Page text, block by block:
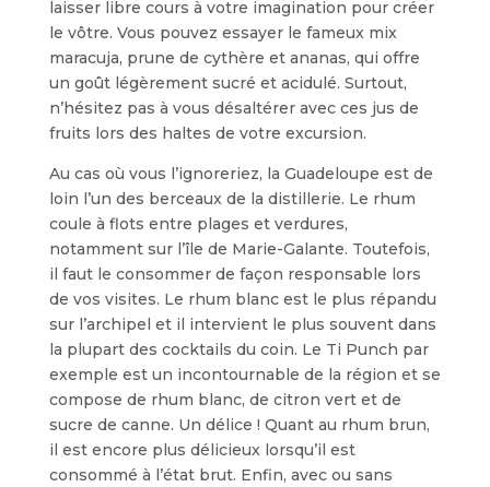
laisser libre cours à votre imagination pour créer
le vôtre. Vous pouvez essayer le fameux mix
maracuja, prune de cythère et ananas, qui offre
un goût légèrement sucré et acidulé. Surtout,
n’hésitez pas à vous désaltérer avec ces jus de
fruits lors des haltes de votre excursion.
Au cas où vous l’ignoreriez, la Guadeloupe est de
loin l’un des berceaux de la distillerie. Le rhum
coule à flots entre plages et verdures,
notamment sur l’île de Marie-Galante. Toutefois,
il faut le consommer de façon responsable lors
de vos visites. Le rhum blanc est le plus répandu
sur l’archipel et il intervient le plus souvent dans
la plupart des cocktails du coin. Le Ti Punch par
exemple est un incontournable de la région et se
compose de rhum blanc, de citron vert et de
sucre de canne. Un délice ! Quant au rhum brun,
il est encore plus délicieux lorsqu’il est
consommé à l’état brut. Enfin, avec ou sans